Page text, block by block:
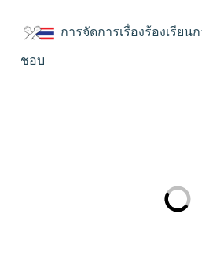
การจัดการเรื่องร้องเรีย
ชอบ